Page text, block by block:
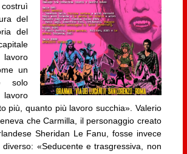
del
del
un
solo
più, quanto più lavoro succhia». Valerio
che Carmilla, il personaggio creato
Sheridan Le Fanu, fosse invece
diverso: «Seducente e trasgressiva, non